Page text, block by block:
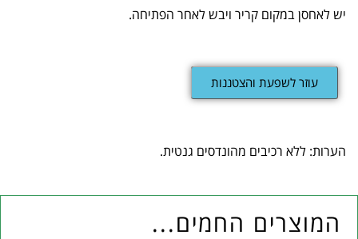
יש לאחסן במקום קריר ויבש לאחר הפתיחה.
עוזר לשפעת והצטננות
הערות: ללא רכיבים מהונדסים גנטית.
המוצרים החמים...